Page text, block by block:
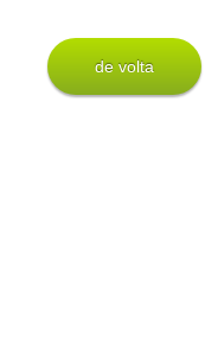
de volta